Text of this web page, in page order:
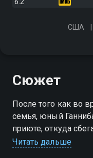
США
Сюжет
После того как во
семья, юный
приюте, откуда
основам восточных
Читать дальше